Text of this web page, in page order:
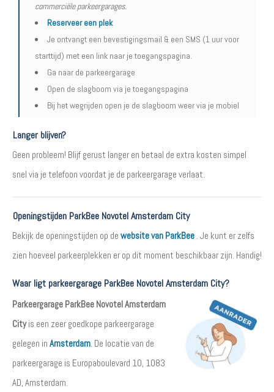
commerciële parkeergarages.
Reserveer een plek
Je ontvangt een bevestigingsmail & een SMS (1 uur voor
starttijd) met een link naar je toegangspagina.
Ga naar de parkeergarage
Open de slagboom via je toegangspagina
Bij het wegrijden open je de slagboom weer via je mobiel
Langer blijven?
Geen probleem! Blijf gerust langer en betaal de extra kosten simpel
snel via je telefoon voordat je de parkeergarage verlaat.
Openingstijden ParkBee Novotel Amsterdam City
Bekijk de openingstijden op de website van ParkBee . Je kunt er zelfs
zien hoeveel parkeerplekken er op dit moment beschikbaar zijn. Handig!
Waar ligt parkeergarage ParkBee Novotel Amsterdam City?
Parkeergarage ParkBee Novotel Amsterdam
Cityis een zeer goedkope parkeergarage
gelegen in Amsterdam. De locatie van de
parkeergarage is Europaboulevard 10, 1083
AD, Amsterdam.